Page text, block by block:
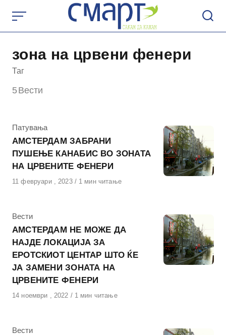
content
зона на црвени фенери
Таг
5Вести
КАтегорија
Патувања
АМСТЕРДАМ ЗАБРАНИ
ПУШЕЊЕ КАНАБИС ВО ЗОНАТА
НА ЦРВЕНИТЕ ФЕНЕРИ
Објавено
11 февруари , 2023 1 мин читање
КАтегорија
Вести
АМСТЕРДАМ НЕ МОЖЕ ДА
НАЈДЕ ЛОКАЦИЈА ЗА
ЕРОТСКИОТ ЦЕНТАР ШТО ЌЕ
ЈА ЗАМЕНИ ЗОНАТА НА
ЦРВЕНИТЕ ФЕНЕРИ
Објавено
14 ноември , 2022 1 мин читање
КАтегорија
Вести